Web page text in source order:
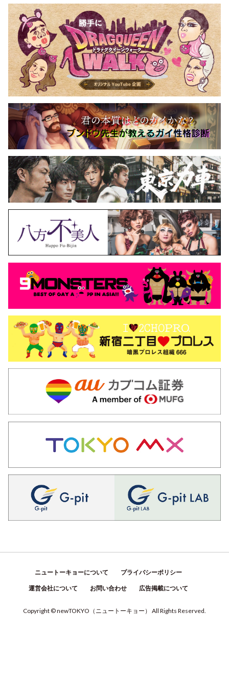
ニュートーキョーについて プライバシーポリシー
運営会社について お問い合わせ 広告掲載について
Copyright © newTOKYO （ ニュートーキョー ） All Rights Reserved.